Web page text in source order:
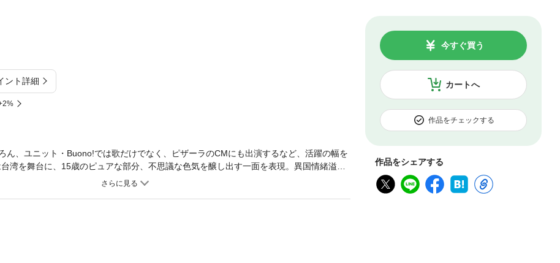
ント詳細 カートへ
今すぐ買う
作品をチェックする
作品をシェアする
ん、ユニット・Buono!では歌だけでなく、ピザーラのCMにも出演するなど、活躍の幅を
湾を舞台に、15歳のピュアな部分、不思議な色気を醸し出す一面を表現。異国情緒溢れ
は、どこか切なさを感じさせ、また海岸で走り回る姿や屋台でかき氷を頬張る場面で